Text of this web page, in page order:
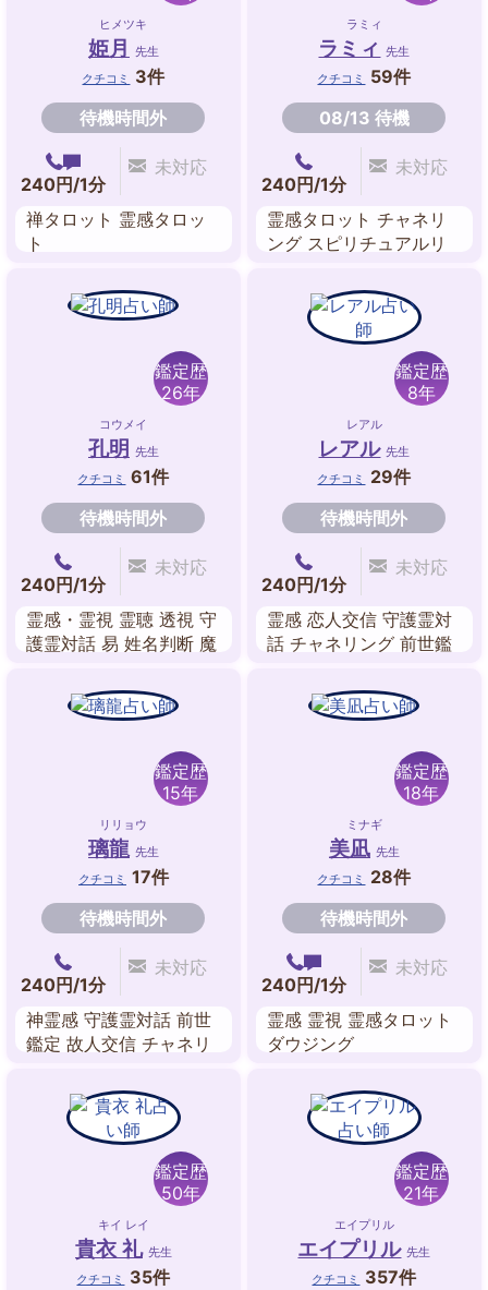
ヒメツキ
姫月 先生
クチコミ
3件
待機時間外
240円/1分
未対応
禅タロット 霊感タロッ
ト
ラミィ
ラミィ 先生
クチコミ
59件
08/13 待機
240円/1分
未対応
霊感タロット チャネリ
ング スピリチュアルリ
鑑定歴
26年
コウメイ
孔明 先生
クチコミ
61件
待機時間外
240円/1分
未対応
霊感・霊視 霊聴 透視 守
護霊対話 易 姓名判断 魔
鑑定歴
8年
レアル
レアル 先生
クチコミ
29件
待機時間外
240円/1分
未対応
霊感 恋人交信 守護霊対
話 チャネリング 前世鑑
就祈願 故人交信
鑑定歴
15年
リリョウ
璃龍 先生
クチコミ 17件
待機時間外
240円/1分
未対応
神霊感 守護霊対話 前世
鑑定 故人交信 チャネリ
ワーク ペンジュラム
鑑定歴
18年
ミナギ
美凪 先生
クチコミ
28件
待機時間外
240円/1分
未対応
霊感 霊視 霊感タロット
ダウジング
鑑定歴
50年
キイ レイ
貴衣 礼 先生
クチコミ
35件
鑑定歴
21年
エイプリル
エイプリル 先生
クチコミ
357件